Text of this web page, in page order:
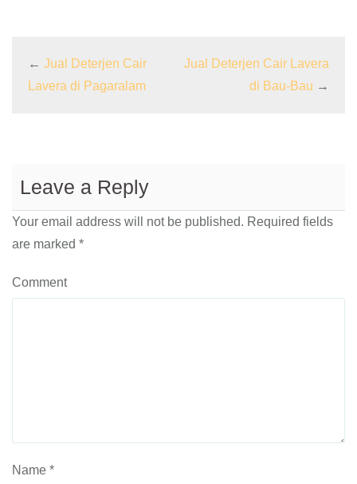
← Jual Deterjen Cair
Lavera di Pagaralam
Jual Deterjen Cair Lavera
di Bau-Bau →
Leave a Reply
Your email address will not be published. Required fields
are marked *
Comment
Name *